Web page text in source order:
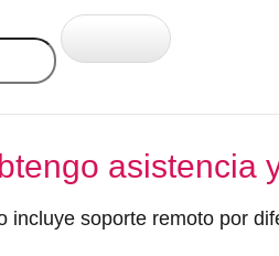
asistencia
incluye soporte remoto por